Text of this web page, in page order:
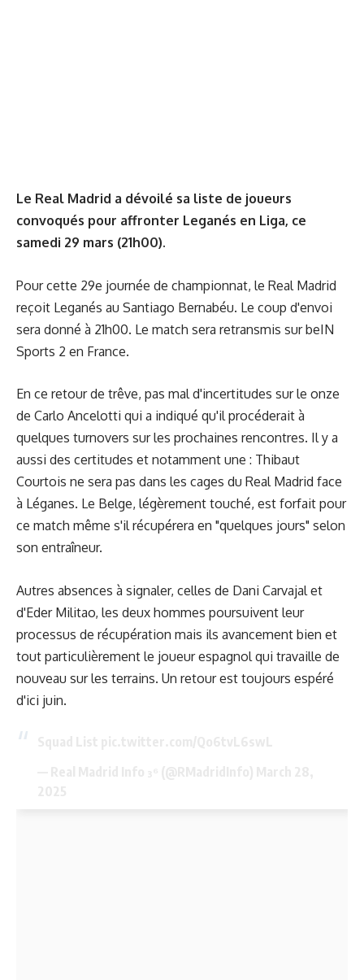
Le Real Madrid a dévoilé sa liste de joueurs
convoqués pour affronter Leganés en Liga, ce
samedi 29 mars (21h00).
Pour cette 29e journée de championnat, le Real Madrid
reçoit Leganés au Santiago Bernabéu. Le coup d'envoi
sera donné à 21h00. Le match sera retransmis sur beIN
Sports 2 en France.
En ce retour de trêve, pas mal d'incertitudes sur le onze
de Carlo Ancelotti qui a indiqué qu'il procéderait à
quelques turnovers sur les prochaines rencontres. Il y a
aussi des certitudes et notamment une : Thibaut
Courtois ne sera pas dans les cages du Real Madrid face
à Léganes. Le Belge, légèrement touché, est forfait pour
ce match même s'il récupérera en "quelques jours" selon
son entraîneur.
Autres absences à signaler, celles de Dani Carvajal et
d'Eder Militao, les deux hommes poursuivent leur
processus de récupération mais ils avancement bien et
tout particulièrement le joueur espagnol qui travaille de
nouveau sur les terrains. Un retour est toujours espéré
d'ici juin.